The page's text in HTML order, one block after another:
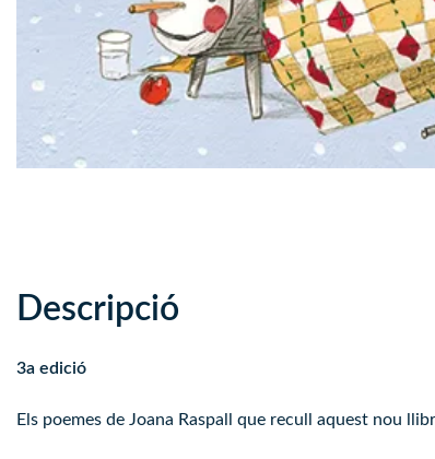
Descripció
3a edició
Els poemes de Joana Raspall que recull aquest nou